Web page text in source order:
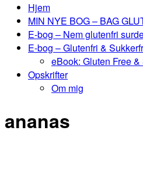
Hjem
MIN NYE BOG – BAG
E-bog – Nem glutenfri
E-bog – Glutenfri &
eBook: Gluten Free
Opskrifter
Om mig
ananas